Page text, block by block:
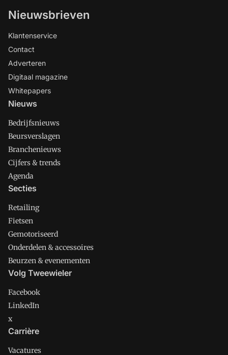
Nieuwsbrieven
Klantenservice
Contact
Adverteren
Digitaal magazine
Whitepapers
Nieuws
Bedrijfsnieuws
Beursverslagen
Branchenieuws
Cijfers & trends
Agenda
Secties
Retailing
Fietsen
Gemotoriseerd
Onderdelen & accessoires
Beurzen & evenementen
Volg Tweewieler
Facebook
LinkedIn
x
Carrière
Vacatures